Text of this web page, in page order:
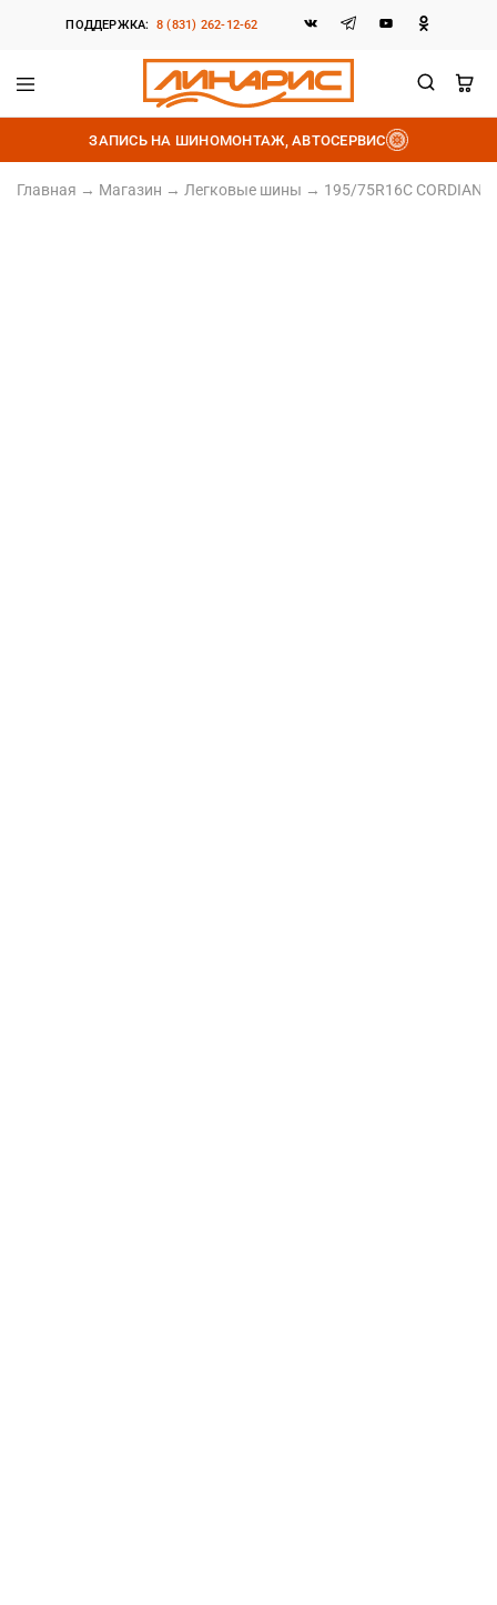
ПОДДЕРЖКА: 8 (831) 262-12-62
Линарис
Продажа
шин,
дисков
и
аккумуляторов
ЗАПИСЬ НА ШИНОМОНТАЖ, АВТОСЕРВИС
Главная → Магазин → Легковые шины → 195/75R16C